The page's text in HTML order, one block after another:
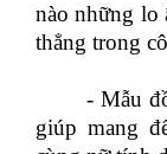
nào những lo
thẳng trong
- Mẫu
giúp mang